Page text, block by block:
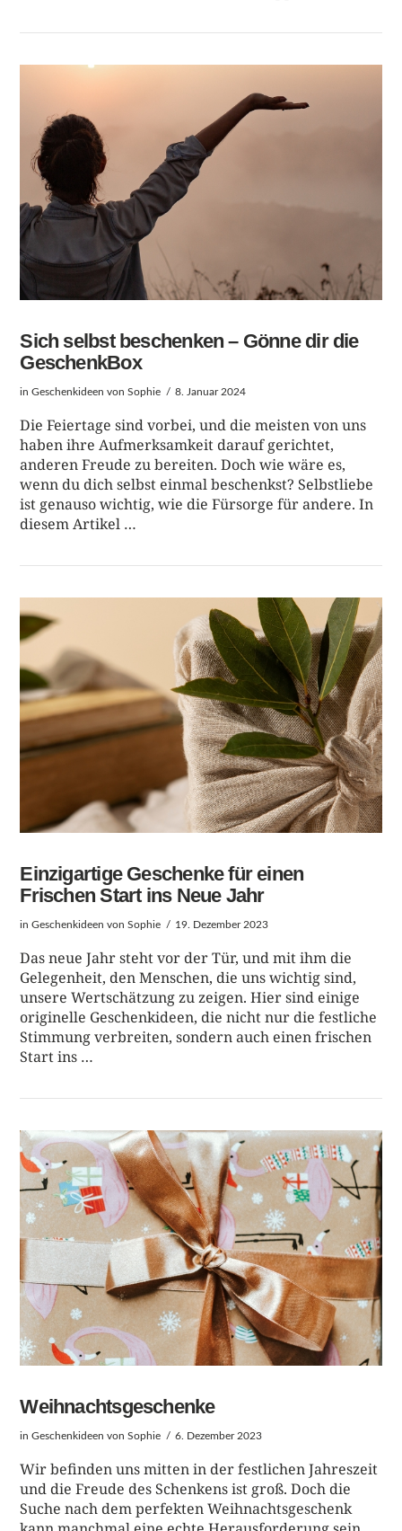
BEITRAG LESEN
BEITRAG LESEN
Sich selbst beschenken – Gönne dir die
GeschenkBox
inGeschenkideen von Sophie 8. Januar 2024
Die Feiertage sind vorbei, und die meisten von uns
haben ihre Aufmerksamkeit darauf gerichtet,
anderen Freude zu bereiten. Doch wie wäre es,
wenn du dich selbst einmal beschenkst? Selbstliebe
ist genauso wichtig, wie die Fürsorge für andere. In
diesem Artikel …
BEITRAG LESEN
Einzigartige Geschenke für einen
Frischen Start ins Neue Jahr
inGeschenkideen von Sophie 19. Dezember 2023
Das neue Jahr steht vor der Tür, und mit ihm die
Gelegenheit, den Menschen, die uns wichtig sind,
unsere Wertschätzung zu zeigen. Hier sind einige
originelle Geschenkideen, die nicht nur die festliche
Stimmung verbreiten, sondern auch einen frischen
Start ins …
Weihnachtsgeschenke
inGeschenkideen von Sophie 6. Dezember 2023
Wir befinden uns mitten in der festlichen Jahreszeit
und die Freude des Schenkens ist groß. Doch die
Suche nach dem perfekten Weihnachtsgeschenk